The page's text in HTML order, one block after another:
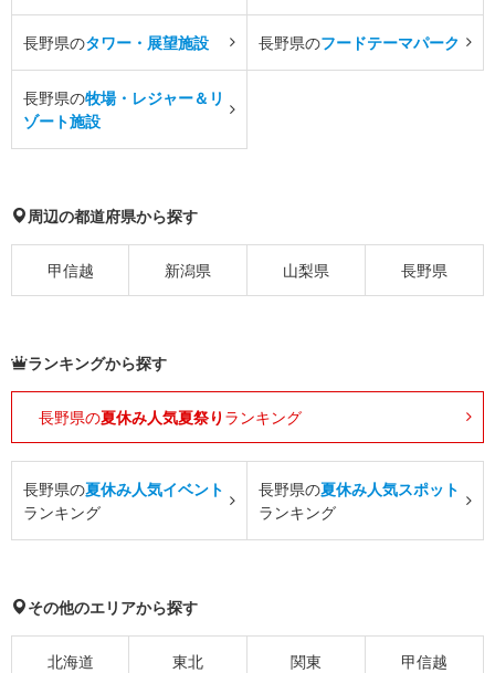
長野県のタワー・展望施設 長野県のフードテーマパーク
長野県の牧場・レジャー＆リ
ゾート施設
周辺の都道府県から探す
甲信越 新潟県 山梨県 長野県
ランキングから探す
長野県の夏休み人気夏祭り ランキング
長野県の夏休み人気イベント
ランキング
長野県の夏休み人気スポット
ランキング
その他のエリアから探す
北海道 東北 関東 甲信越